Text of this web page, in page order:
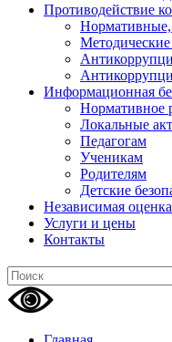
Противодействие
Информационная
Нормативное
Локальные
Педагогам
Ученикам
Родителям
Детские
Независимая оценка
Услуги и цены
Контакты